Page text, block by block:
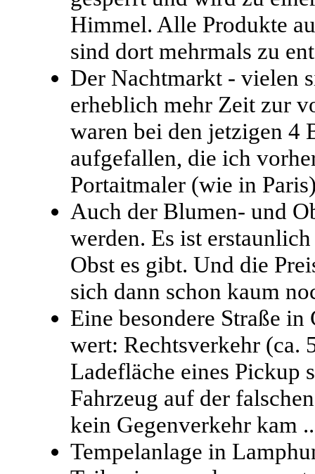
Himmel. Alle Produkte
sind dort mehrmals zu
Der Nachtmarkt - vielen
erheblich mehr Zeit zur
waren bei den jetzigen 4
aufgefallen, die ich
Portaitmaler (wie in
Auch der Blumen- und
werden. Es ist
Obst es gibt. Und die
sich dann schon kaum
Eine besondere Straße
wert: Rechtsverkehr (ca.
Ladefläche eines Pickup
Fahrzeug auf der
kein Gegenverkehr kam
Tempelanlage in